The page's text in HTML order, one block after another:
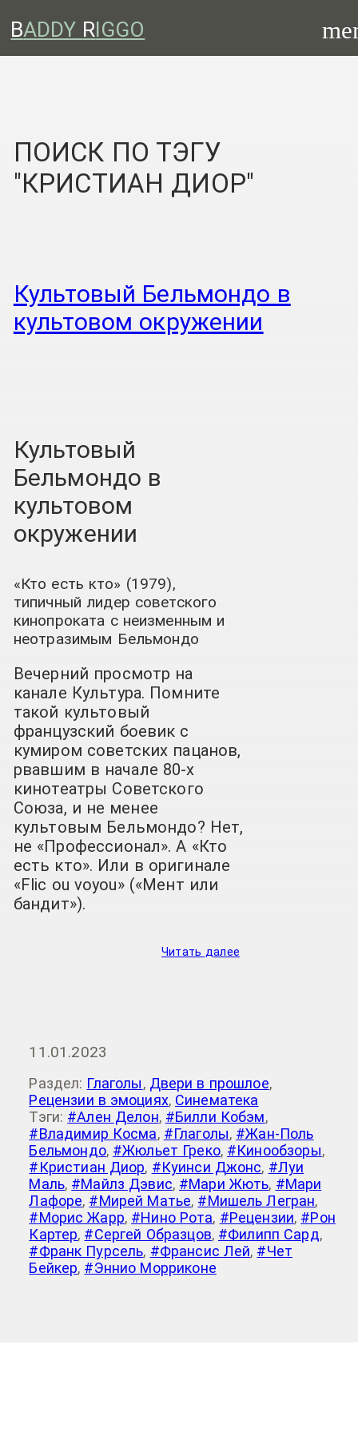
BADDY RIGGO
ПОИСК ПО ТЭГУ
"КРИСТИАН ДИОР"
Культовый Бельмондо в
культовом окружении
Культовый
Бельмондо в
культовом
окружении
«Кто есть кто» (1979),
типичный лидер советского
кинопроката с неизменным и
неотразимым Бельмондо
Вечерний просмотр на
канале Культура. Помните
такой культовый
французский боевик с
кумиром советских пацанов,
рвавшим в начале 80-х
кинотеатры Советского
Союза, и не менее
культовым Бельмондо? Нет,
не «Профессионал». А «Кто
есть кто». Или в оригинале
«Flic ou voyou» («Мент или
бандит»).
Читать далее
11.01.2023
Раздел: Глаголы, Двери в прошлое,
Рецензии в эмоциях, Синематека
Тэги: #Ален Делон, #Билли Кобэм,
#Владимир Косма, #Глаголы, #Жан-Поль
Бельмондо, #Жюльет Греко, #Кинообзоры,
#Кристиан Диор, #Куинси Джонс, #Луи
Маль, #Майлз Дэвис, #Мари Жють, #Мари
Лафоре, #Мирей Матье, #Мишель Легран,
#Морис Жарр, #Нино Рота, #Рецензии, #Рон
Картер, #Сергей Образцов, #Филипп Сард,
#Франк Пурсель, #Франсис Лей, #Чет
Бейкер, #Эннио Морриконе